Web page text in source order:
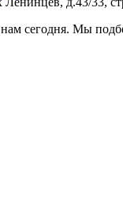
сегодня. Мы